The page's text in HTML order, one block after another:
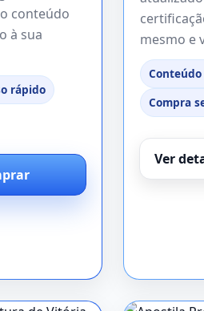
conteúdo
à sua
rápido
mesmo e
Compra
Ver